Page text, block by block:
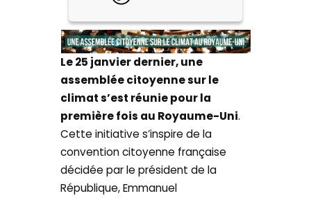
Le 25 janvier dernier, une
assemblée citoyenne sur le
climat s’est réunie pour la
première fois au Royaume-Uni.
Cette initiative s’inspire de la
convention citoyenne française
décidée par le président de la
République, Emmanuel